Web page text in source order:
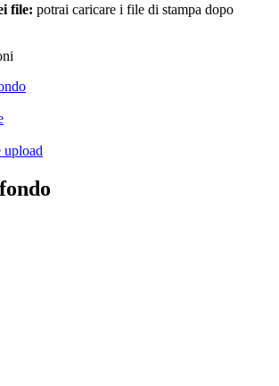
file: potrai caricare i file di stampa dopo
upload